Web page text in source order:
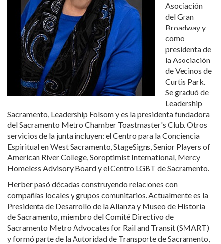
Asociación
del Gran
Broadway y
como
presidenta de
la Asociación
de Vecinos de
Curtis Park.
Se graduó de
Leadership
Sacramento, Leadership Folsom y es la presidenta fundadora
del Sacramento Metro Chamber Toastmaster's Club. Otros
servicios de la junta incluyen: el Centro para la Conciencia
Espiritual en West Sacramento, StageSigns, Senior Players of
American River College, Soroptimist International, Mercy
Homeless Advisory Board y el Centro LGBT de Sacramento.
Herber pasó décadas construyendo relaciones con
compañías locales y grupos comunitarios. Actualmente es la
Presidenta de Desarrollo de la Alianza y Museo de Historia
de Sacramento, miembro del Comité Directivo de
Sacramento Metro Advocates for Rail and Transit (SMART)
y formó parte de la Autoridad de Transporte de Sacramento,